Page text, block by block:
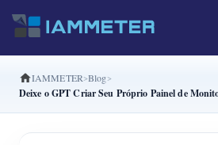
Produtos
IAMMETER Blog
Deixe o GPT Criar Seu Próprio Painel de